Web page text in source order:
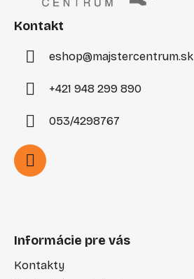
Kontakt
eshop@majstercentrum.sk
+421 948 299 890
053/4298767
Informácie pre vás
Kontakty